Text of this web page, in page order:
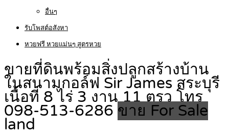
อื่นๆ
รับโพสต์อสังหา
หวยฟรี หวยแม่นๆ สูตรหวย
ขายที่ดินพร้อมสิ่งปลูกสร้างบ้าน
ในสนามกอล์ฟ Sir James สระบุรี
เนื้อที่ 8 ไร่ 3 งาน 11 ตรว โทร
098-513-6286 ขาย For Sale
land